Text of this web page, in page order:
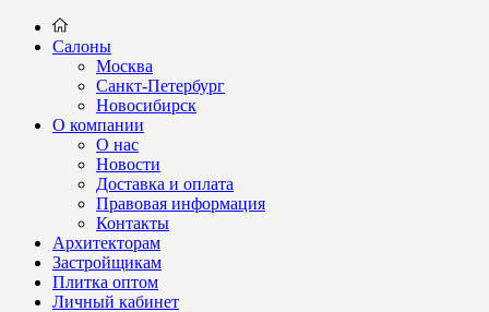
Салоны
Москва
Санкт-Петербург
Новосибирск
О компании
О нас
Новости
Доставка и оплата
Правовая информация
Контакты
Архитекторам
Застройщикам
Плитка оптом
Личный кабинет